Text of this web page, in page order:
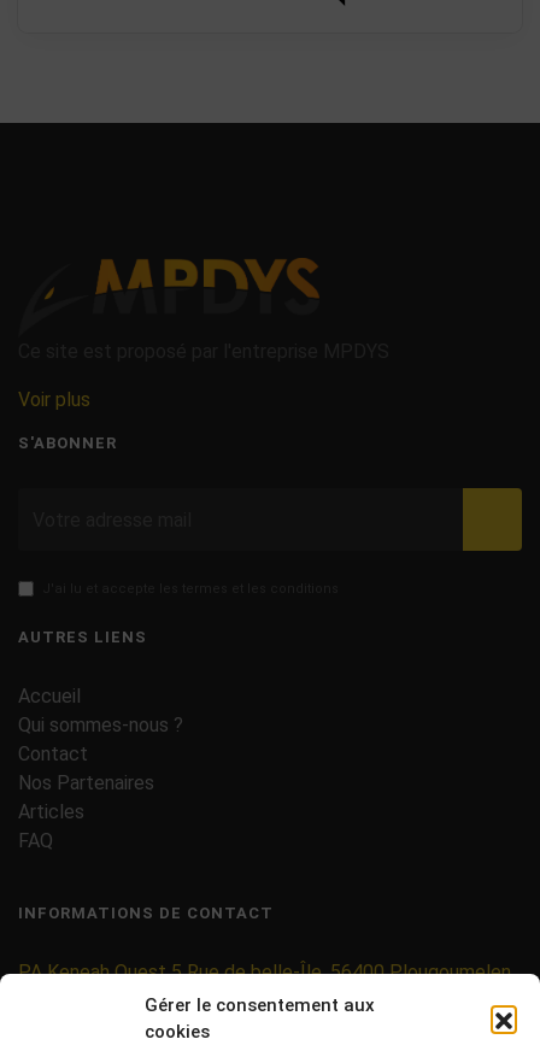
Gérer le consentement aux
cookies
Voir plus
S'ABONNER
AUTRES LIENS
Accueil
Qui sommes-nous ?
Contact
Nos Partenaires
Articles
FAQ
INFORMATIONS DE CONTACT
PA Keneah Ouest 5 Rue de belle-Île, 56400 Plougoumelen
contact@etiquettes-adhesives-rouleaux.com